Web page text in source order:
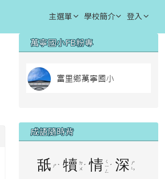
主選單 學校簡介 登入
⏸
右邊區域內容
萬寧國小FB粉專
成語隨時背
舐 ㄕ ˋ 犢 ㄉ
ㄨ ˊ 情 ㄑ
ㄧ
ㄥ
ˊ 深 ㄕ
ㄣ